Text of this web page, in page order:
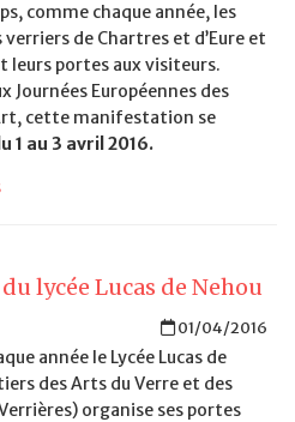
comme chaque année, les
de Chartres et d’Eure et
leurs portes aux visiteurs.
Journées Européennes des
cette manifestation se
1 au 3 avril 2016.
lycée Lucas de Nehou
01/04/2016
année le Lycée Lucas de
des Arts du Verre et des
organise ses portes